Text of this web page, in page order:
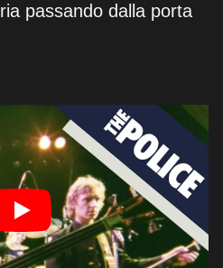
passando dalla porta